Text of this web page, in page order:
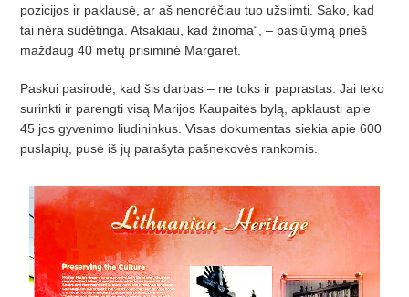
pozicijos ir paklausė, ar aš nenorėčiau tuo užsiimti. Sako, kad
tai nėra sudėtinga. Atsakiau, kad žinoma“, – pasiūlymą prieš
maždaug 40 metų prisiminė Margaret.
Paskui pasirodė, kad šis darbas – ne toks ir paprastas. Jai teko
surinkti ir parengti visą Marijos Kaupaitės bylą, apklausti apie
45 jos gyvenimo liudininkus. Visas dokumentas siekia apie 600
puslapių, pusė iš jų parašyta pašnekovės rankomis.